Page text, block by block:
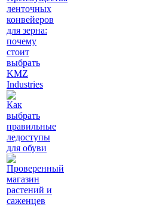
ленточных
конвейеров
для зерна:
почему
стоит
выбрать
KMZ
Industries
Как
выбрать
правильные
ледоступы
для обуви
Проверенный
магазин
растений и
саженцев